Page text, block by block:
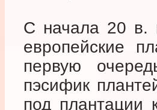
С начала 20 в.
европейские
первую
пэсифик
под плантации